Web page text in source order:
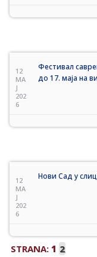
12
MA
J
202
6
Фестивал
до 17. маја на
12
MA
J
202
6
Нови Сад у
STRANA: 1 2